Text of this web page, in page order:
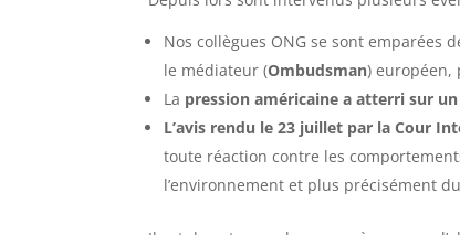
Nos collègues ONG se sont
le médiateur (Ombudsman) européen,
La pression américaine a atterri sur un
L’avis rendu le 23 juillet par la Cour
toute réaction contre les
l’environnement et plus précisément